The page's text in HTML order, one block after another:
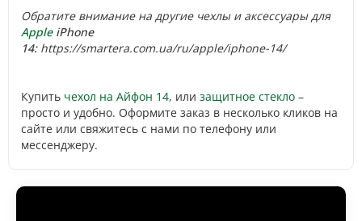
Обратите внимание на другие чехлы и аксессуары для
AppleiPhone
14:https://smartera.com.ua/ru/apple/iphone-14/
Купить чехол на Айфон 14, или защитное стекло –
просто и удобно. Оформите заказ в несколько кликов на
сайте или свяжитесь с нами по телефону или
мессенджеру.